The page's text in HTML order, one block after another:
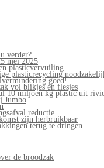
verder?
mei 2025
plasticvervuiling
plasticrecycling
goed!
vol blikjes en flesjes
10 miljoen kg plastic uit
Jumbo
reductie
zijn herbruikbaar
terug te dringen.
de broodzak